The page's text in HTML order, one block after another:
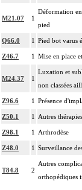
M21.07 1
Déformation
pied
Q66.0 1 Pied bot varus
Z46.7 1 Mise en place
M24.37 1
Luxation et
non classées
Z96.6 1 Présence
Z50.1 1 Autres
Z98.1 1 Arthrodèse
Z48.0 1 Surveillance
T84.8 2
Autres
orthopédiques